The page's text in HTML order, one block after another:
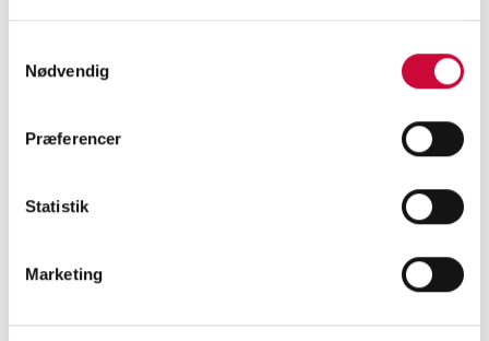
Nødvendig
Præferencer
Statistik
Marketing
< Tilbage
KONTAKT OS I DAG
og få mere at vide om
vores karosseridele!